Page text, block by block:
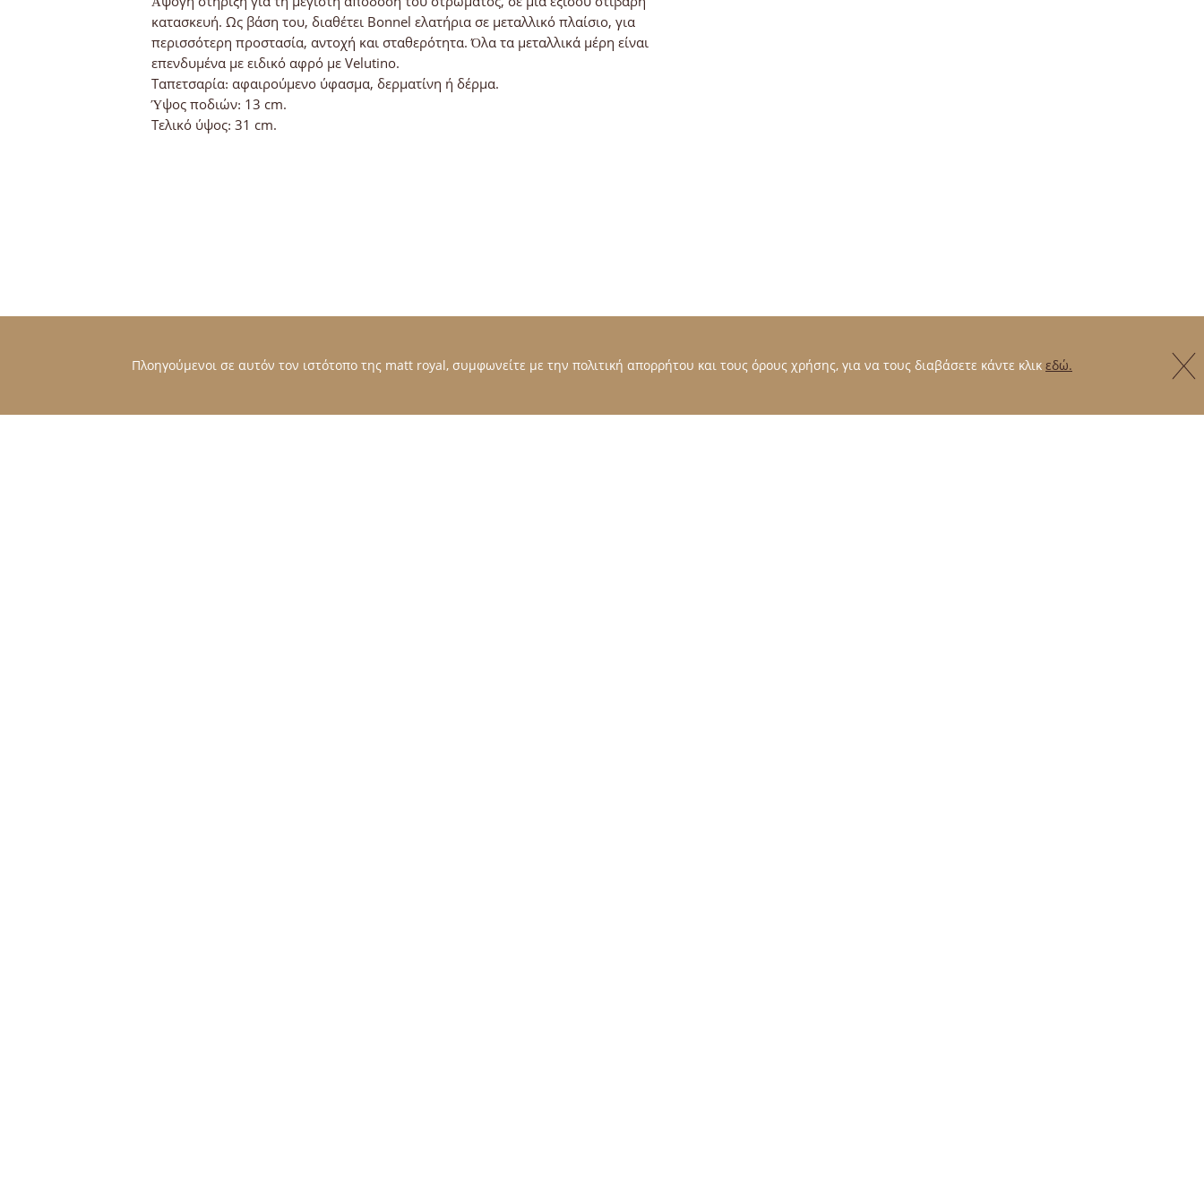
κατασκευή. Ως βάση του, διαθέτει Bonnel ελατήρια σε μεταλλικό πλαίσιο, για
περισσότερη προστασία, αντοχή και σταθερότητα. Όλα τα μεταλλικά μέρη είναι
επενδυμένα με ειδικό αφρό με Velutino.
Ταπετσαρία: αφαιρούμενο ύφασμα, δερματίνη ή δέρμα.
Ύψος ποδιών: 13 cm.
Τελικό ύψος: 31 cm.
Πλοηγούμενοι σε αυτόν τον ιστότοπο της matt royal, συμφωνείτε με την πολιτική απορρήτου και τους όρους χρήσης, για να τους διαβάσετε κάντε κλικ εδώ.